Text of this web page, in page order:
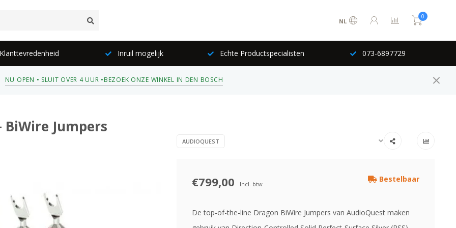
NL
0
Inruil mogelijk Echte Productspecialisten 073-6897729
NU OPEN • SLUIT OVER 4 UUR •BEZOEK ONZE WINKEL IN DEN BOSCH
Jumpers
AUDIOQUEST
€799,00 Incl. btw
Bestelbaar
De top-of-the-line Dragon BiWire Jumpers van AudioQuest maken